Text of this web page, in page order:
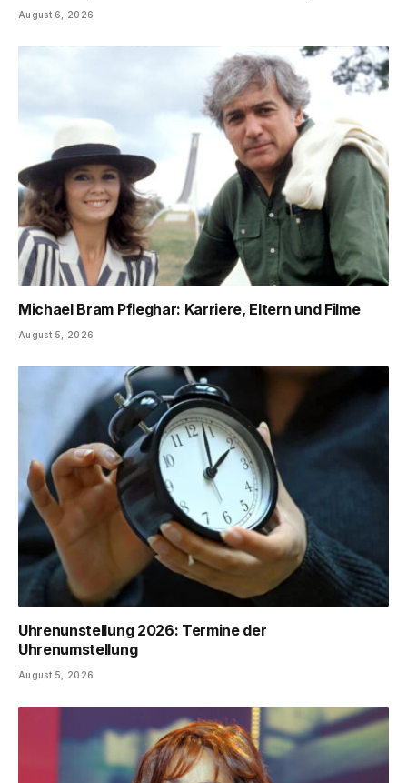
August 6, 2026
Michael Bram Pfleghar: Karriere, Eltern und Filme
August 5, 2026
Uhrenunstellung 2026: Termine der
Uhrenumstellung
August 5, 2026